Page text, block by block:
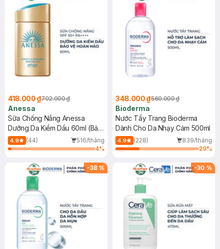
418.000 ₫702.000 ₫
Anessa
Sữa Chống Nắng Anessa
Dưỡng Da Kiềm Dầu 60ml (Bản
Mới)
4.9 (44)
516/tháng
4%
348.000 ₫560.000 ₫
Bioderma
Nước Tẩy Trang Bioderma
Dành Cho Da Nhạy Cảm 500ml
4.9 (228)
839/tháng
29%
-38 % -30 %